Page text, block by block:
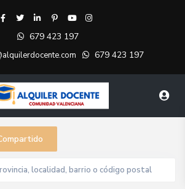
679 423 197
679 423 197